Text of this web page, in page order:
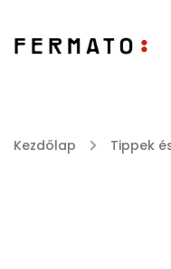
Kezdőlap / Tippek